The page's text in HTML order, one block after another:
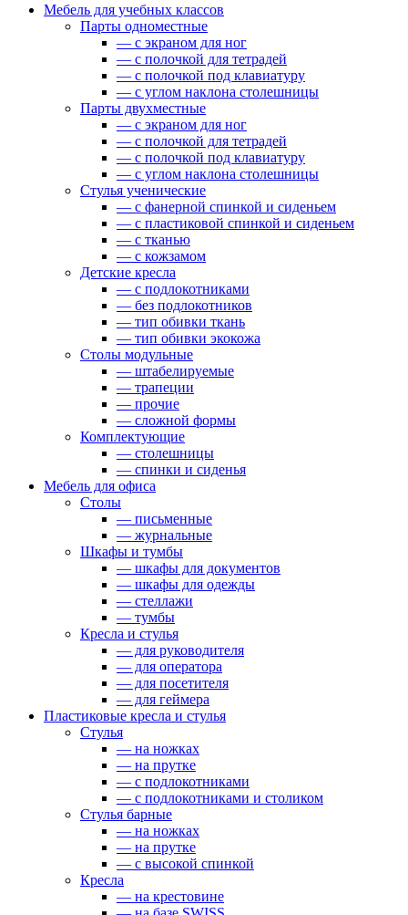
Мебель для учебных классов
Парты одноместные
— c экраном для ног
— c полочкой для тетрадей
— c полочкой под клавиатуру
— c углом наклона столешницы
Парты двухместные
— c экраном для ног
— c полочкой для тетрадей
— c полочкой под клавиатуру
— c углом наклона столешницы
Стулья ученические
— c фанерной спинкой и сиденьем
— c пластиковой спинкой и сиденьем
— c тканью
— c кожзамом
Детские кресла
— с подлокотниками
— без подлокотников
— тип обивки ткань
— тип обивки экокожа
Столы модульные
— штабелируемые
— трапеции
— прочие
— сложной формы
Комплектующие
— столешницы
— спинки и сиденья
Мебель для офиса
Столы
— письменные
— журнальные
Шкафы и тумбы
— шкафы для документов
— шкафы для одежды
— стеллажи
— тумбы
Кресла и стулья
— для руководителя
— для оператора
— для посетителя
— для геймера
Пластиковые кресла и стулья
Стулья
— на ножках
— на прутке
— с подлокотниками
— с подлокотниками и столиком
Стулья барные
— на ножках
— на прутке
— с высокой спинкой
Кресла
— на крестовине